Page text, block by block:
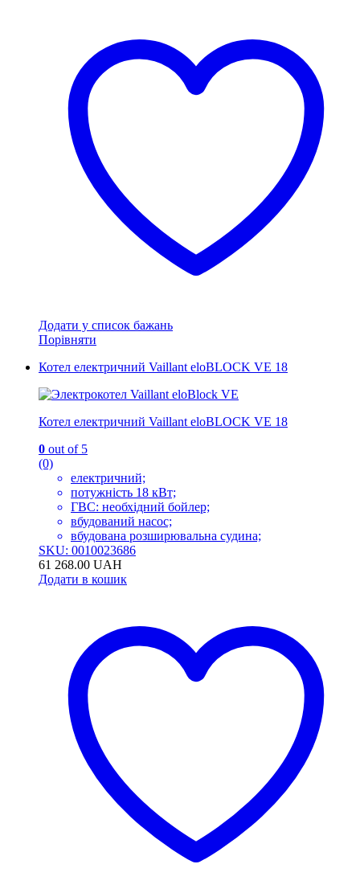
Додати у список бажань
Порівняти
Котел електричний Vaillant eloBLOCK VE 18
Котел електричний Vaillant eloBLOCK VE 18
0 out of 5
(0)
електричний;
потужність 18 кВт;
ГВС: необхідний бойлер;
вбудований насос;
вбудована розширювальна судина;
SKU: 0010023686
61 268.00 UAH
Додати в кошик